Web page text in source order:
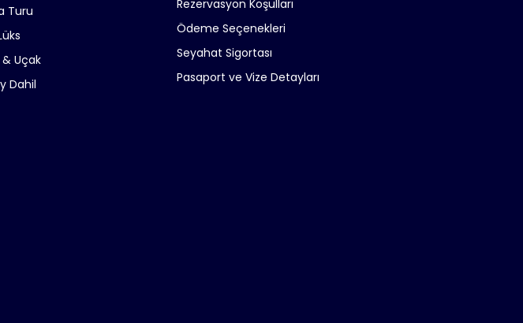
Turu
Uçak
Dahil
Rezervasyon Koşulları
Ödeme Seçenekleri
Seyahat Sigortası
Pasaport ve Vize Detayları